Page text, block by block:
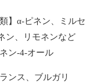
α-ピネン、ミルセ
ン、リモネンなど
ン-4-オール
ス、ブルガリ